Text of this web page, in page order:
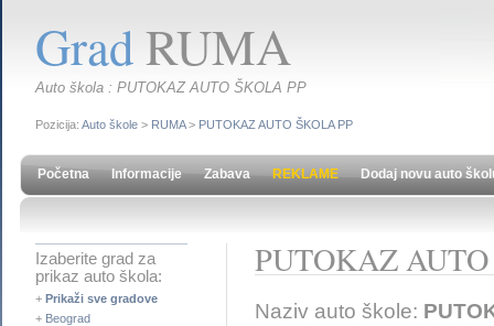
GradRUMA
Auto škola : PUTOKAZ AUTO ŠKOLA PP
Pozicija: Auto škole > RUMA> PUTOKAZ AUTO ŠKOLA PP
Početna Informacije Zabava REKLAME Dodaj novu auto
Izaberite grad za
prikaz auto škola:
+ Prikaži sve gradove
+ Beograd
PUTOKAZ
Naziv auto škole: